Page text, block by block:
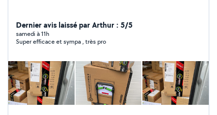
Dernier avis laissé par Arthur : 5/5
samedi à 11h
Super efficace et sympa , très pro